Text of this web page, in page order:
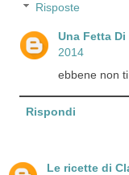
Risposte
Una Fetta Di
2014
ebbene non
Rispondi
Le ricette di